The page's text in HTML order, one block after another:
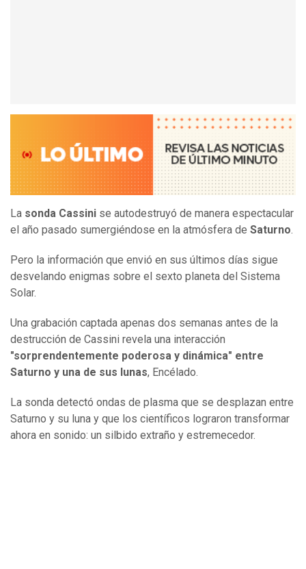
La sonda Cassini se autodestruyó de manera espectacular
el año pasado sumergiéndose en la atmósfera de Saturno.
Pero la información que envió en sus últimos días sigue
desvelando enigmas sobre el sexto planeta del Sistema
Solar.
Una grabación captada apenas dos semanas antes de la
destrucción de Cassini revela una interacción
"sorprendentemente poderosa y dinámica" entre
Saturno y una de sus lunas, Encélado.
La sonda detectó ondas de plasma que se desplazan entre
Saturno y su luna y que los científicos lograron transformar
ahora en sonido: un silbido extraño y estremecedor.